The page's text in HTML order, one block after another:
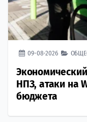
09-08-2026
НПЗ, атаки на
бюджета